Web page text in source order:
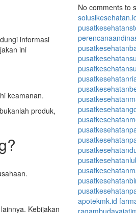
informasi
ini
keamanan.
produk,
Kebijakan
No comments to
apotekmk.id